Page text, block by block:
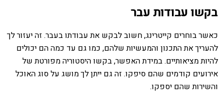
בקשו עבודות עבר
כאשר בוחרים קייטרינג, חשוב לבקש את עבודתו בעבר. זה יעזור לך
להעריך את התכנון והמעשיות שלהם, כמו גם עד כמה הם יכולים
להיות מציאותיים. במידת האפשר, בקשו היסטוריה מפורטת של
אירועים קודמים שהם סיפקו. זה גם ייתן לך מושג על סוג האוכל
והשירות שהם יספקו.